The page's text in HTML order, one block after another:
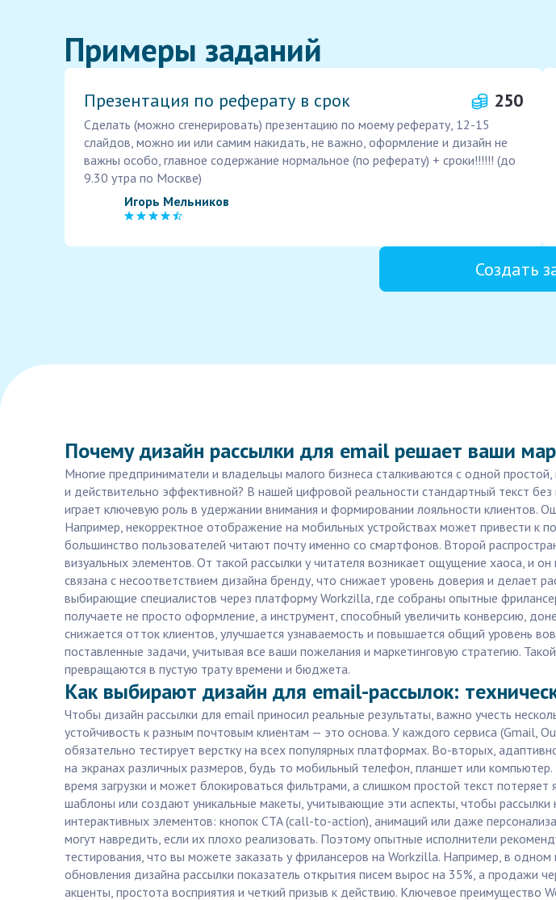
Примеры заданий
Презентация по реферату в срок 250
Сделать (можно сгенерировать) презентацию по моему реферату, 12-15
слайдов, можно ии или самим накидать, не важно, оформление и дизайн не
важны особо, главное содержание нормальное (по реферату) + сроки!!!!!! (до
9.30 утра по Москве)
Игорь Мельников
Создать
Почему дизайн рассылки для email решает ваши
Многие предприниматели и владельцы малого бизнеса сталкиваются с одной
и действительно эффективной? В нашей цифровой реальности стандартный текст
играет ключевую роль в удержании внимания и формировании лояльности клиентов.
Например, некорректное отображение на мобильных устройствах может привести к
большинство пользователей читают почту именно со смартфонов. Второй
визуальных элементов. От такой рассылки у читателя возникает ощущение хаоса, и
связана с несоответствием дизайна бренду, что снижает уровень доверия и делает
выбирающие специалистов через платформу Workzilla, где собраны опытные
получаете не просто оформление, а инструмент, способный увеличить конверсию,
снижается отток клиентов, улучшается узнаваемость и повышается общий уровень
поставленные задачи, учитывая все ваши пожелания и маркетинговую стратегию.
превращаются в пустую трату времени и бюджета.
Как выбирают дизайн для email-рассылок:
Чтобы дизайн рассылки для email приносил реальные результаты, важно учесть
устойчивость к разным почтовым клиентам — это основа. У каждого сервиса (Gmail,
обязательно тестирует верстку на всех популярных платформах. Во-вторых,
на экранах различных размеров, будь то мобильный телефон, планшет или
время загрузки и может блокироваться фильтрами, а слишком простой текст
шаблоны или создают уникальные макеты, учитывающие эти аспекты, чтобы
интерактивных элементов: кнопок CTA (call-to-action), анимаций или даже
могут навредить, если их плохо реализовать. Поэтому опытные исполнители
тестирования, что вы можете заказать у фрилансеров на Workzilla. Например, в
обновления дизайна рассылки показатель открытия писем вырос на 35%, а продажи
акценты, простота восприятия и четкий призыв к действию. Ключевое